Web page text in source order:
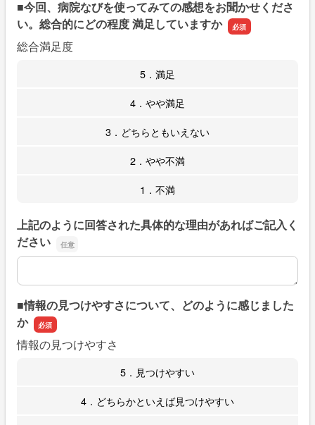
■今回、病院なびを使ってみての感想をお聞かせくださ
い。総合的にどの程度 満足していますか
総合満足度
5．満足
4．やや満足
3．どちらともいえない
2．やや不満
1．不満
上記のように回答された具体的な理由があればご記入く
ださい
上記のように回答された具体的な理由があればご記入くだ
■情報の見つけやすさについて、どのように感じました
か
情報の見つけやすさ
5．見つけやすい
4．どちらかといえば見つけやすい